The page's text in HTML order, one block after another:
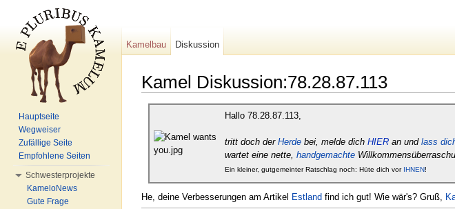
Kamel Diskussion:78.28.87.113
Hallo 78.28.87.113,
tritt doch der Herde bei, melde dich HIER an und lass
wartet eine nette, handgemachte
Ein kleiner, gutgemeinter Ratschlag noch: Hüte dich vor IHNEN!
He, deine Verbesserungen am Artikel Estland find ich gut! Wie wär's? Gruß,
Kamelbau Diskussion
Hauptseite
Wegweiser
Zufällige Seite
Empfohlene Seiten
Schwesterprojekte
KameloNews
Gute Frage